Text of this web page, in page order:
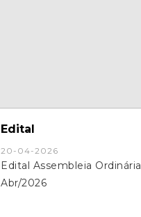
Edital
20-04-2026
Edital Assembleia Ordinária
Abr/2026